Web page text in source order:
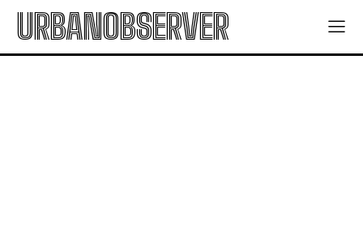
URBANOBSERVER